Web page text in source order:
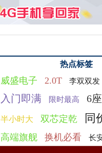
热点标签
威盛电子 2.0T 李双双发
入门即满 限时最高 6
半小时大 双芯定乾 同
高端旗舰 换机必看 长